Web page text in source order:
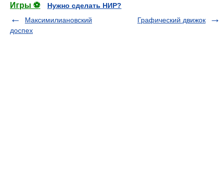
Игры ⚽
Нужно сделать НИР?
Максимилиановский
доспех
Графический движок